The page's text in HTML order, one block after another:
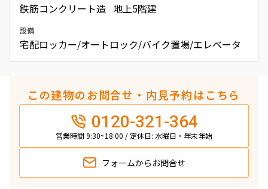
鉄筋コンクリート造 地上5階建
設備
宅配ロッカー/オートロック/バイク置場/エレベータ
この建物のお問合せ・内見予約はこちら
0120-321-364
営業時間 9:30~18:00 / 定休日: 水曜日・年末年始
フォームから お問合せ